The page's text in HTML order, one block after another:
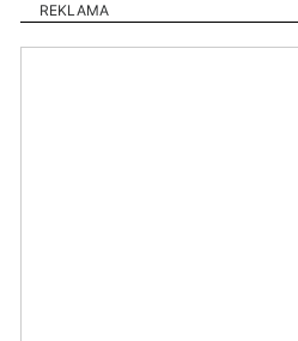
REKLAMA